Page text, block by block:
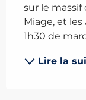
sur le massif
Miage, et les
1h30 de
Lire la